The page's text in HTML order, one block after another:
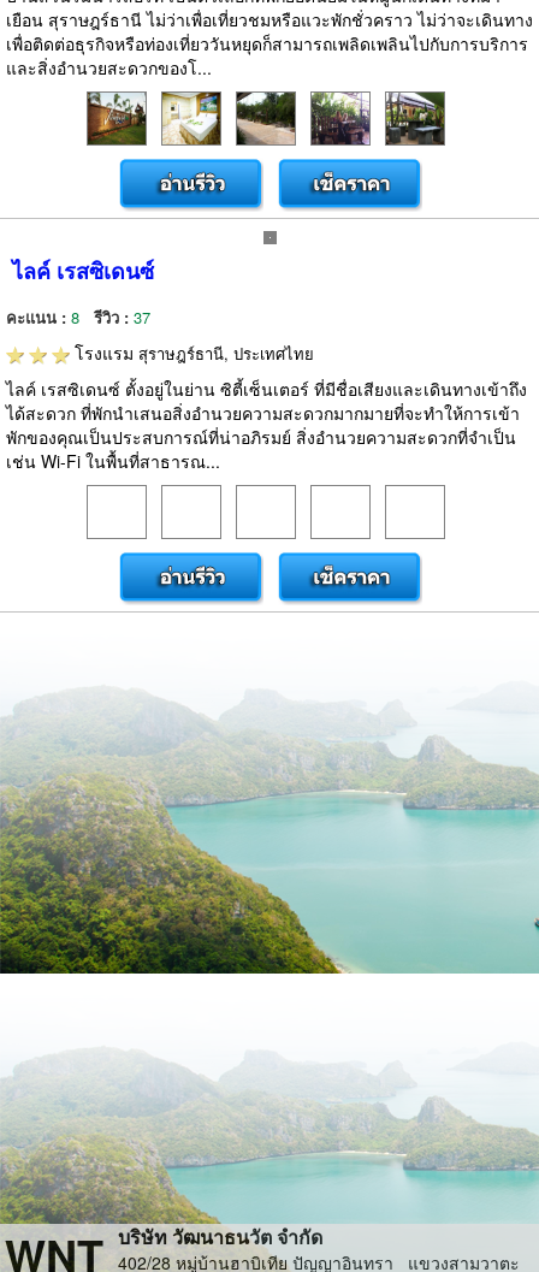
เยือน สุราษฎร์ธานี ไม่ว่าเพื่อเที่ยวชมหรือแวะพักชั่วคราว ไม่ว่าจะเดินทาง
เพื่อติดต่อธุรกิจหรือท่องเที่ยววันหยุดก็สามารถเพลิดเพลินไปกับการบริการ
และสิ่งอำนวยสะดวกของโ...
ไลค์ เรสซิเดนซ์
คะแนน : 8 รีวิว : 37
โรงแรม สุราษฎร์ธานี, ประเทศไทย
ไลค์ เรสซิเดนซ์ ตั้งอยู่ในย่าน ซิตี้เซ็นเตอร์ ที่มีชื่อเสียงและเดินทางเข้าถึง
ได้สะดวก ที่พักนำเสนอสิ่งอำนวยความสะดวกมากมายที่จะทำให้การเข้า
พักของคุณเป็นประสบการณ์ที่น่าอภิรมย์ สิ่งอำนวยความสะดวกที่จำเป็น
เช่น Wi-Fi ในพื้นที่สาธารณ...
WNT บริษัท วัฒนาธนวัต จำกัด
402/28 หมู่บ้านฮาบิเทีย ปัญญาอินทรา แขวงสามวาตะ